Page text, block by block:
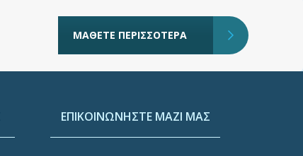
ΜΑΘΕΤΕ ΠΕΡΙΣΣΟΤΕΡΑ
ΕΠΙΚΟΙΝΩΝΗΣΤΕ ΜΑΖΙ ΜΑΣ